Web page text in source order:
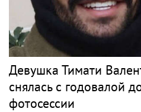
Девушка Тимати
снялась с годовалой
фотосессии